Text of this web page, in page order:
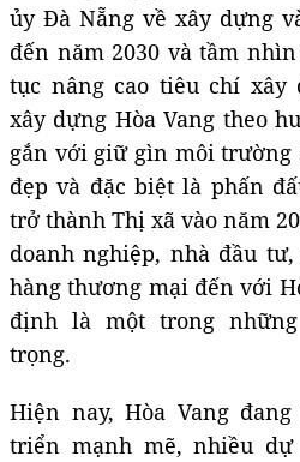
ủy Đà Nẵng về xây dựng
đến năm 2030 và tầm
tục nâng cao tiêu chí xây
xây dựng Hòa Vang theo
gắn với giữ gìn môi trường
đẹp và đặc biệt là phấn
trở thành Thị xã vào năm
doanh nghiệp, nhà đầu
hàng thương mại đến với
định là một trong
trọng.
Hiện nay, Hòa Vang
triển mạnh mẽ, nhiều